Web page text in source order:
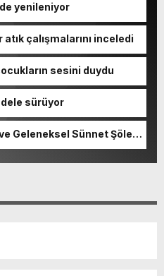
yenileniyor
çalışmalarını inceledi
sesini duydu
sürüyor
Geleneksel Sünnet Şöleni